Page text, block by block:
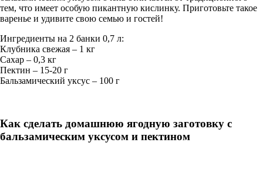
тем, что имеет особую пикантную кислинку. Приготовьте такое
варенье и удивите свою семью и гостей!
Ингредиенты на 2 банки 0,7 л:
Клубника свежая – 1 кг
Сахар – 0,3 кг
Пектин – 15-20 г
Бальзамический уксус – 100 г
Как сделать домашнюю ягодную заготовку с
бальзамическим уксусом и пектином